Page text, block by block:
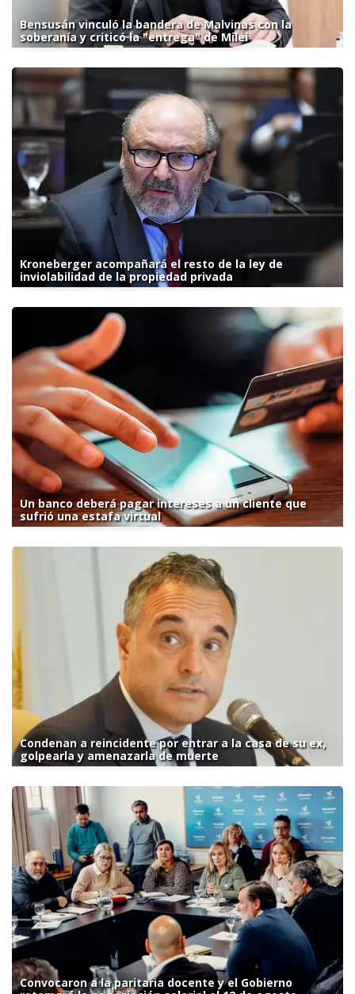
Bensusán vinculó la bandera de Malvinas con la
soberanía y criticó la "entrega" de Milei
Kroneberger acompañará el resto de la ley de
inviolabilidad de la propiedad privada
Un banco deberá pagar intereses a un cliente que
sufrió una estafa virtual
Condenan a reincidente por entrar a la casa de su ex,
golpearla y amenazarla de muerte
Convocaron a la paritaria docente y el Gobierno